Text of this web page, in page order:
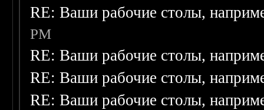
RE: Ваши рабочие столы,
PM
RE: Ваши рабочие столы,
RE: Ваши рабочие столы,
RE: Ваши рабочие столы,